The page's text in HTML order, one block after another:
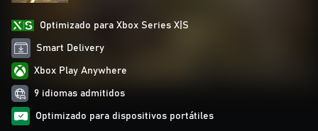
Optimizado para Xbox Series X|S
Smart Delivery
Xbox Play Anywhere
9 idiomas admitidos
Optimizado para dispositivos portátiles